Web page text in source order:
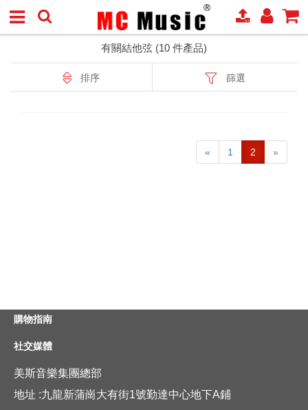
有關結他弦 (10 件產品)
排序 篩選
« 1 2 »
購物指南
社交媒體
美斯音樂集團總部
地址 :九龍新蒲崗大有街1號勤達中心地下A鋪